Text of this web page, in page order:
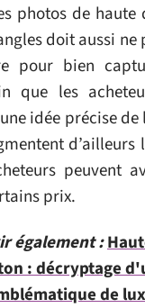
photos de haute
doit aussi ne
pour bien
que les
idée précise de
d’ailleurs
peuvent
prix.
également :
: décryptage
de